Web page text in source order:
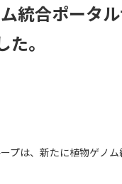
統合ポータ
。
プは、新たに植物ゲノ